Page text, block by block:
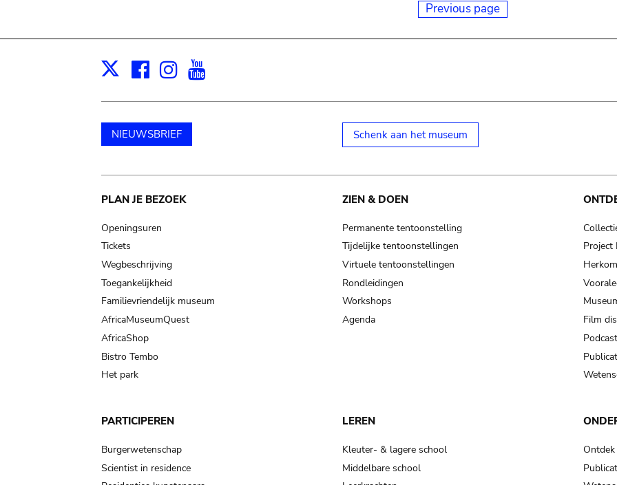
Previous page
X Facebook
Instagram
NIEUWSBRIEF Schenk aan het museum
Main
navigation
PLAN JE BEZOEK
Openingsuren
Tickets
Wegbeschrijving
Toegankelijkheid
Familievriendelijk museum
AfricaMuseumQuest
AfricaShop
Bistro Tembo
Het park
ZIEN & DOEN
Permanente tentoonstelling
Tijdelijke tentoonstellingen
Virtuele tentoonstellingen
Rondleidingen
Workshops
Agenda
Project
Film
PARTICIPEREN
Burgerwetenschap
Scientist in residence
LEREN
Kleuter- & lagere school
Middelbare school